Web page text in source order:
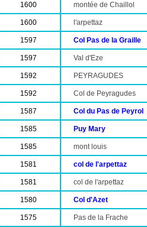
1600 montée de Chaillol
1600 l'arpettaz
1597 Col Pas de la Graille
1597 Val d'Eze
1592 PEYRAGUDES
1592 Col de Peyragudes
1587 Col du Pas de Peyrol
1585 Puy Mary
1585 mont louis
1581 col de l'arpettaz
1581 col de l'arpettaz
1580 Col d'Azet
1575 Pas de la Frache